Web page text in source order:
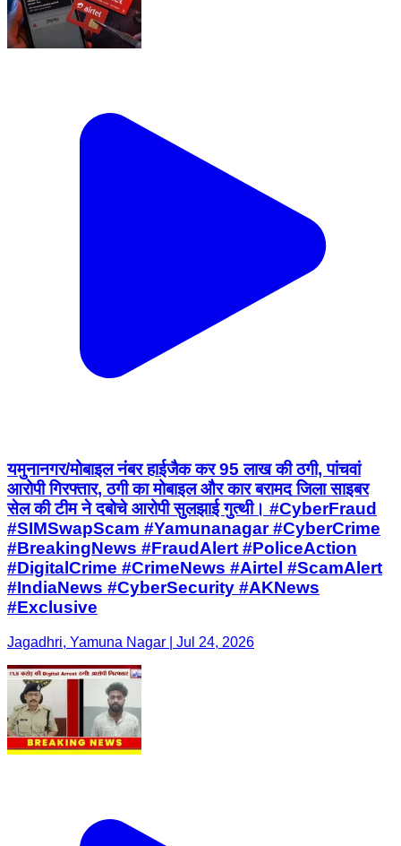
यमुनानगर/मोबाइल नंबर हाईजैक कर 95 लाख की ठगी, पांचवां
आरोपी गिरफ्तार, ठगी का मोबाइल और कार बरामद जिला साइबर
सेल की टीम ने दबोचे आरोपी सुलझाई गुत्थी। #CyberFraud
#SIMSwapScam #Yamunanagar #CyberCrime
#BreakingNews #FraudAlert #PoliceAction
#DigitalCrime #CrimeNews #Airtel #ScamAlert
#IndiaNews #CyberSecurity #AKNews
#Exclusive
Jagadhri, Yamuna Nagar | Jul 24, 2026